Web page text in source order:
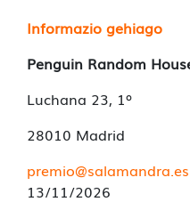
Informazio gehiago
Penguin Random
Luchana 23, 1º
28010 Madrid
premio@salamandra.es
13/11/2026